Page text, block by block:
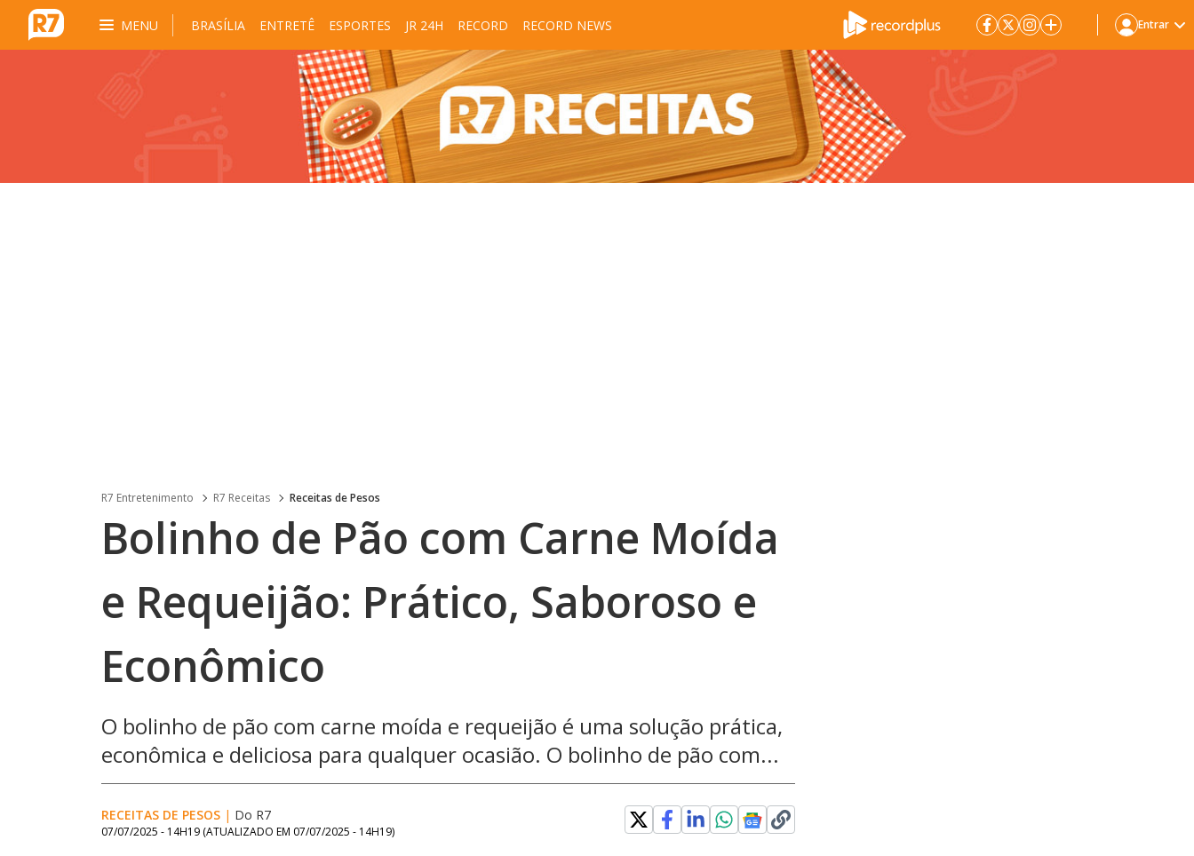
MENU BRASÍLIA ENTRETÊ ESPORTES JR 24H RECORD RECORD NEWS Entrar
R7 Entretenimento R7 Receitas Receitas de Pesos
Bolinho de Pão com Carne Moída
e Requeijão: Prático, Saboroso e
Econômico
O bolinho de pão com carne moída e requeijão é uma solução prática,
econômica e deliciosa para qualquer ocasião. O bolinho de pão com...
RECEITAS DE PESOS | Do R7
07/07/2025 - 14H19 (ATUALIZADO EM 07/07/2025 - 14H19)